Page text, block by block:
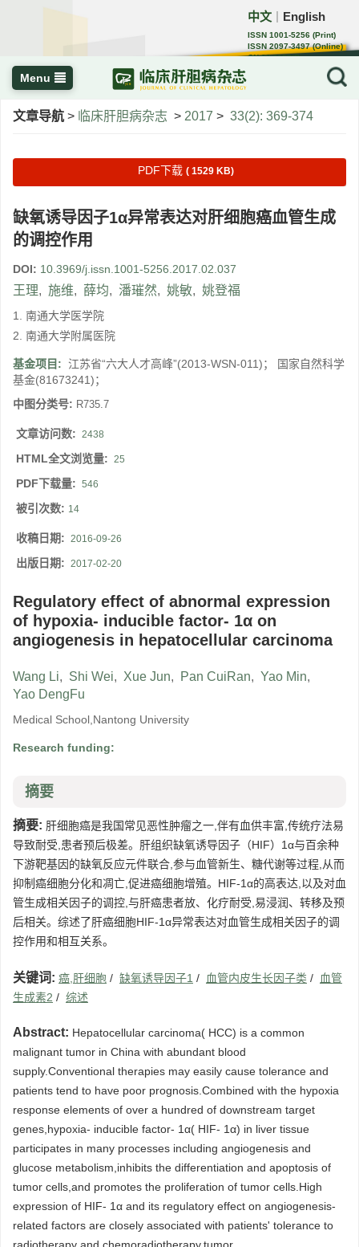
中文 English
ISSN 1001-5256 (Print)
ISSN 2097-3497 (Online)
CN 22-1108/R
Menu
文章导航 > 临床肝胆病杂志 > 2017 > 33(2): 369-374
PDF下载 ( 1529 KB)
缺氧诱导因子1α异常表达对肝细胞癌血管生成
的调控作用
DOI: 10.3969/j.issn.1001-5256.2017.02.037
王理, 施维, 薛均, 潘璀然, 姚敏, 姚登福
1. 南通大学医学院
2. 南通大学附属医院
基金项目:
江苏省“六大人才高峰”(2013-WSN-011)； 国家自然科学
基金(81673241)；
中图分类号: R735.7
文章访问数: 2438
HTML全文浏览量: 25
PDF下载量: 546
被引次数: 14
收稿日期: 2016-09-26
出版日期: 2017-02-20
Regulatory effect of abnormal expression
of hypoxia- inducible factor- 1α on
angiogenesis in hepatocellular carcinoma
Wang Li, Shi Wei, Xue Jun, Pan CuiRan, Yao Min,
Yao DengFu
Medical School,Nantong University
Research funding:
摘要
摘要: 肝细胞癌是我国常见恶性肿瘤之一,伴有血供丰富,传统疗法易
导致耐受,患者预后极差。肝组织缺氧诱导因子（HIF）1α与百余种
下游靶基因的缺氧反应元件联合,参与血管新生、糖代谢等过程,从而
抑制癌细胞分化和凋亡,促进癌细胞增殖。HIF-1α的高表达,以及对血
管生成相关因子的调控,与肝癌患者放、化疗耐受,易浸润、转移及预
后相关。综述了肝癌细胞HIF-1α异常表达对血管生成相关因子的调
控作用和相互关系。
关键词: 癌,肝细胞 / 缺氧诱导因子1 / 血管内皮生长因子类 /
血管
生成素2 / 综述
Abstract: Hepatocellular carcinoma( HCC) is a common
malignant tumor in China with abundant blood
supply.Conventional therapies may easily cause tolerance and
patients tend to have poor prognosis.Combined with the hypoxia
response elements of over a hundred of downstream target
genes,hypoxia- inducible factor- 1α( HIF- 1α) in liver tissue
participates in many processes including angiogenesis and
glucose metabolism,inhibits the differentiation and apoptosis of
tumor cells,and promotes the proliferation of tumor cells.High
expression of HIF- 1α and its regulatory effect on angiogenesis-
related factors are closely associated with patients' tolerance to